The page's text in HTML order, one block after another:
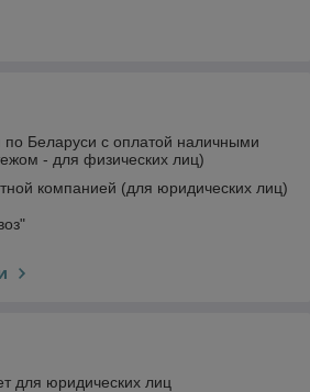
по Беларуси с оплатой наличными
- для физических лиц)
компанией (для юридических лиц)
для юридических лиц